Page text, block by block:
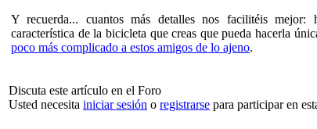
Y recuerda... cuantos más detalles nos facilitéis mejor:
característica de la bicicleta que creas que pueda hacerla
poco más complicado a estos amigos de lo ajeno.
Discuta este artículo en el Foro
Usted necesita iniciar sesión o registrarse para participar en